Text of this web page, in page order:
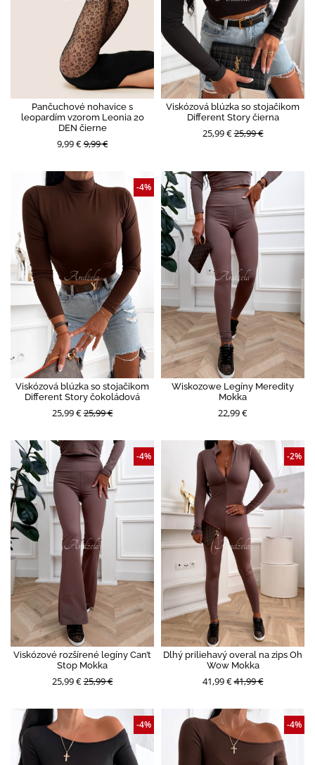
Pančuchové nohavice s
leopardím vzorom Leonia 20
DEN čierne
9,99 €9,99 €
Viskózová blúzka so stojačikom
Different Story čierna
25,99 €25,99 €
Viskózová blúzka so stojačikom
Different Story čokoládová
25,99 €25,99 €
-4%
Wiskozowe Legíny Meredity
Mokka
22,99 €
Viskózové rozšírené legíny Can’t
Stop Mokka
25,99 €25,99 €
-4%
Dlhý priliehavý overal na zips Oh
Wow Mokka
41,99 €41,99 €
-2%
-4% -4%